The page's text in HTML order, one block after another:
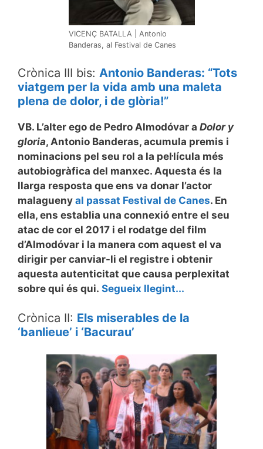
VICENÇ BATALLA | Antonio
Banderas, al Festival de Canes
Crònica III bis: Antonio Banderas: “Tots
viatgem per la vida amb una maleta
plena de dolor, i de glòria!”
VB. L’alter ego de Pedro Almodóvar a Dolor y
gloria, Antonio Banderas, acumula premis i
nominacions pel seu rol a la pel·lícula més
autobiogràfica del manxec. Aquesta és la
llarga resposta que ens va donar l’actor
malagueny al passat Festival de Canes. En
ella, ens establia una connexió entre el seu
atac de cor el 2017 i el rodatge del film
d’Almodóvar i la manera com aquest el va
dirigir per canviar-li el registre i obtenir
aquesta autenticitat que causa perplexitat
sobre qui és qui. Segueix llegint...
Crònica II: Els miserables de la
‘banlieue’ i ‘Bacurau’